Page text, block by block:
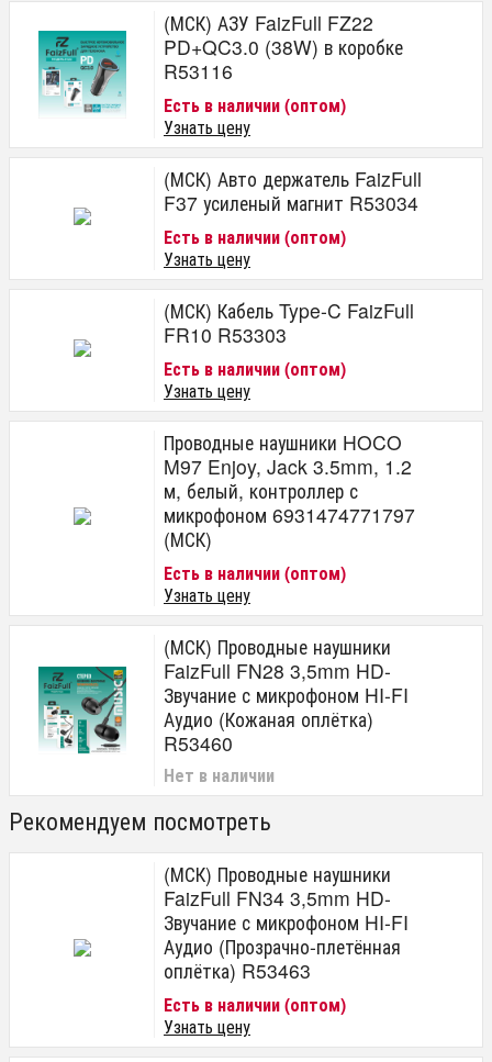
(МСК) АЗУ FaizFull FZ22
PD+QC3.0 (38W) в коробке
R53116
Есть в наличии (оптом)
Узнать цену
(МСК) Авто держатель FaizFull
F37 усиленый магнит R53034
Есть в наличии (оптом)
Узнать цену
(МСК) Кабель Type-C FaizFull
FR10 R53303
Есть в наличии (оптом)
Узнать цену
Проводные наушники HOCO
M97 Enjoy, Jack 3.5mm, 1.2
м, белый, контроллер с
микрофоном 6931474771797
(МСК)
Есть в наличии (оптом)
Узнать цену
(МСК) Проводные наушники
FaizFull FN28 3,5mm HD-
Звучание с микрофоном HI-FI
Аудио (Кожаная оплётка)
R53460
Нет в наличии
Рекомендуем посмотреть
(МСК) Проводные наушники
FaizFull FN34 3,5mm HD-
Звучание с микрофоном HI-FI
Аудио (Прозрачно-плетённая
оплётка) R53463
Есть в наличии (оптом)
Узнать цену